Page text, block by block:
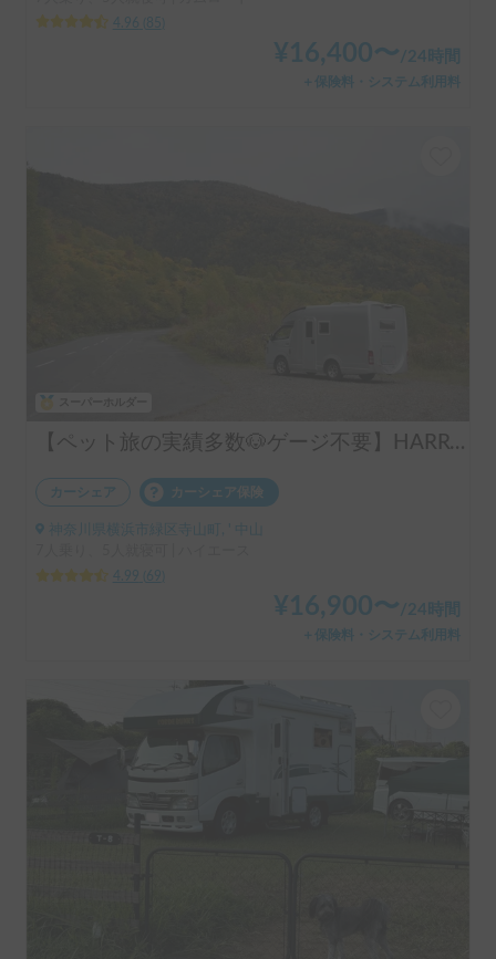
4.96
85
¥ 16,400〜 /24時間
＋保険料・システム利用料
【ペット旅の実績多数🐶ゲージ不要】HARRY’s キャンピングカー 🐾 ｜ポタ電・バーベキューセット無料貸し出し🚐
カーシェア カーシェア保険
神奈川県横浜市緑区寺山町, ' 中山
4.99
69
¥ 16,900〜/24時間
＋保険料・システム利用料